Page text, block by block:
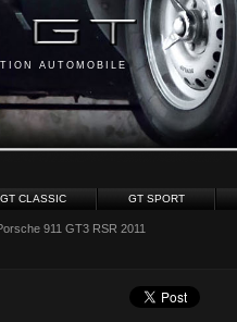
AUTOMOBILE
GT CLASSIC GT SPORT
911 GT3 RSR 2011